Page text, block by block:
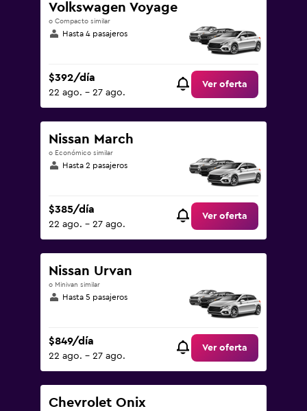
Volkswagen Voyage
o Compacto similar
Hasta 4 pasajeros
$392/día
22 ago. - 27 ago.
Ver oferta
Nissan March
o Económico similar
Hasta 2 pasajeros
$385/día
22 ago. - 27 ago.
Ver oferta
Nissan Urvan
o Minivan similar
Hasta 5 pasajeros
$849/día
22 ago. - 27 ago.
Ver oferta
Chevrolet Onix